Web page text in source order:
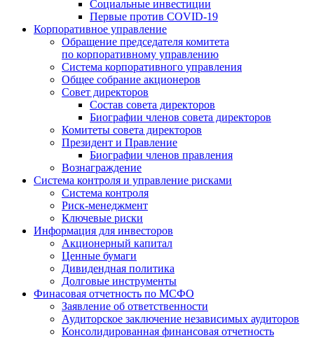
Социальные инвестиции
Первые против COVID‑19
Корпоративное управление
Обращение председателя комитета
по корпоративному управлению
Система корпоративного управления
Общее собрание акционеров
Совет директоров
Состав совета директоров
Биографии членов совета директоров
Комитеты совета директоров
Президент и Правление
Биографии членов правления
Вознаграждение
Система контроля и управление рисками
Система контроля
Риск-менеджмент
Ключевые риски
Информация для инвесторов
Акционерный капитал
Ценные бумаги
Дивидендная политика
Долговые инструменты
Финасовая отчетность по МСФО
Заявление об ответственности
Аудиторское заключение независимых аудиторов
Консолидированная финансовая отчетность